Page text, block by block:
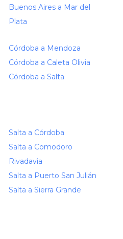
Buenos Aires a Mar del
Plata
Córdoba a Mendoza
Córdoba a Caleta Olivia
Córdoba a Salta
Salta a Córdoba
Salta a Comodoro
Rivadavia
Salta a Puerto San Julián
Salta a Sierra Grande